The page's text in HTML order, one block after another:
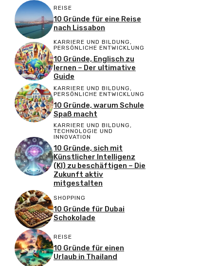
REISE
10 Gründe für eine Reise
nach Lissabon
KARRIERE UND BILDUNG,
PERSÖNLICHE ENTWICKLUNG
10 Gründe, Englisch zu
lernen – Der ultimative
Guide
KARRIERE UND BILDUNG ,
PERSÖNLICHE ENTWICKLUNG
10 Gründe, warum Schule
Spaß macht
KARRIERE UND BILDUNG,
TECHNOLOGIE UND
INNOVATION
10 Gründe, sich mit
Künstlicher Intelligenz
(KI) zu beschäftigen – Die
Zukunft aktiv
mitgestalten
SHOPPING
10 Gründe für Dubai
Schokolade
REISE
10 Gründe für einen
Urlaub in Thailand